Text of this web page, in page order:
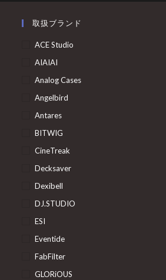
取扱ブランド
ACE Studio
AIAIAI
Analog Cases
Angelbird
Antares
BITWIG
CineTreak
Decksaver
Dexibell
DJ.STUDIO
ESI
Eventide
FabFilter
GLORiOUS